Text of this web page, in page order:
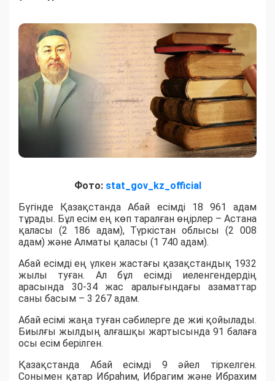
Фото: stat_gov_kz_official
Бүгінде Қазақстанда Абай есімді 18 961 адам
тұрады. Бұл есім ең көп таралған өңірлер – Астана
қаласы (2 186 адам), Түркістан облысы (2 008
адам) және Алматы қаласы (1 740 адам).
Абай есімді ең үлкен жастағы қазақстандық 1932
жылы туған. Ал бұл есімді иеленгендердің
арасында 30-34 жас аралығындағы азаматтар
саны басым – 3 267 адам.
Абай есімі жаңа туған сәбилерге де жиі қойылады.
Биылғы жылдың алғашқы жартысында 91 балаға
осы есім берілген.
Қазақстанда Абай есімді 9 әйел тіркелген.
Сонымен қатар Ибраһим, Ибрагим және Ибрахим